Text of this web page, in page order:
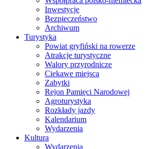
Inwestycje
Bezpieczeństwo
Archiwum
Turystyka
Powiat gryfiński na rowerze
Atrakcje turystyczne
Walory przyrodnicze
Ciekawe miejsca
Zabytki
Rejon Pamięci Narodowej
Agroturystyka
Rozkłady jazdy
Kalendarium
Wydarzenia
Kultura
Wydarzenia